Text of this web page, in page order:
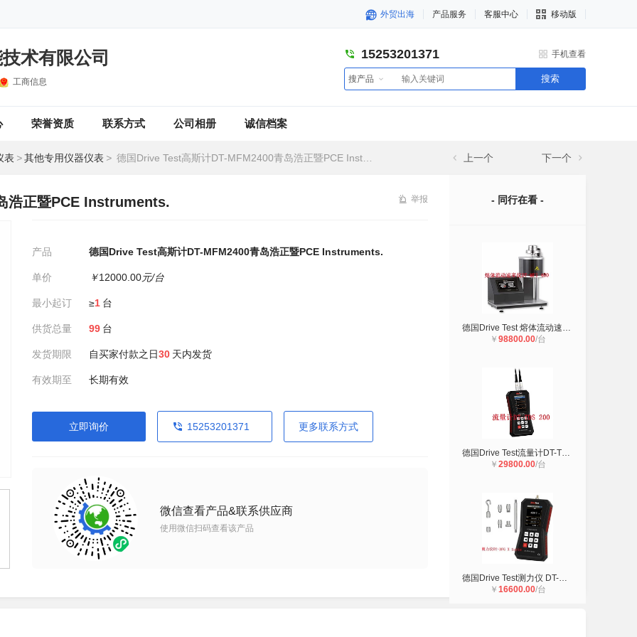
外贸出海 产品服务 客服中心 移动版
术有限公司
工商信息
15253201371 手机查看
搜产品 搜索
荣誉资质 联系方式 公司相册 诚信档案
表 >其他专用仪器仪表 > 德国Drive Test高斯计DT-MFM2400青岛浩正暨PCE Instruments. 上一个 下一个
浩正暨PCE Instruments. 举报
产品 德国Drive Test高斯计DT-MFM2400青岛浩正暨PCE Instruments.
单价 ￥12000.00元/台
最小起订 ≥1 台
供货总量 99 台
发货期限 自买家付款之日30 天内发货
有效期至 长期有效
立即询价 15253201371 更多联系方式
微信查看产品&联系供应商
使用微信扫码查看该产品
- 同行在看 -
德国Drive Test 熔体流动速率仪DT-MF
￥ 98800.00/台
德国Drive Test流量计DT-TDS 200青岛
￥ 29800.00/台
德国Drive Test测力仪 DT-DFG X Seri
￥ 16600.00/台